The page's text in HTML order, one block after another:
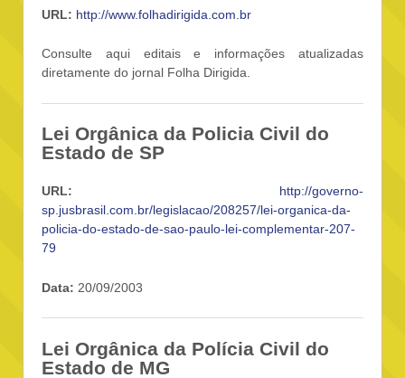
URL: http://www.folhadirigida.com.br
Consulte aqui editais e informações atualizadas
diretamente do jornal Folha Dirigida.
Lei Orgânica da Policia Civil do
Estado de SP
URL:
http://governo-
sp.jusbrasil.com.br/legislacao/208257/lei-organica-da-
policia-do-estado-de-sao-paulo-lei-complementar-207-
79
Data: 20/09/2003
Lei Orgânica da Polícia Civil do
Estado de MG